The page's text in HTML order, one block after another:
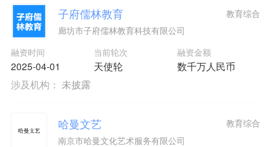
子府儒林教育
廊坊市子府儒林教育科技有限公司
融资时间
2025-04-01
当前轮次
天使轮
融资金额
数千万人民币
教育综合
涉及机构： 未披露
哈曼文艺
南京市哈曼文化艺术服务有限公司
教育综合